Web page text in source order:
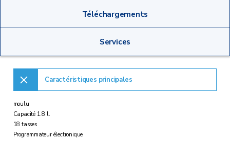
Téléchargements
Services
Caractéristiques principales
moulu
Capacité 1.8 l.
18 tasses
Programmateur électronique